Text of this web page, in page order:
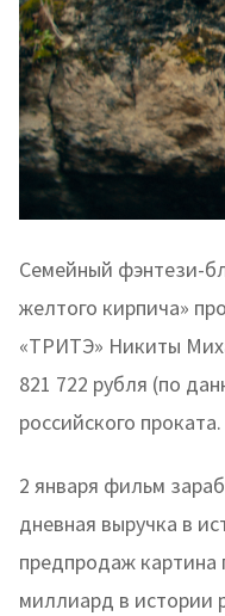
Семейный фэнтези-
желтого кирпича»
«ТРИТЭ» Никиты
821 722 рубля (по
российского проката.
2 января фильм
дневная выручка в
предпродаж
миллиард в истории